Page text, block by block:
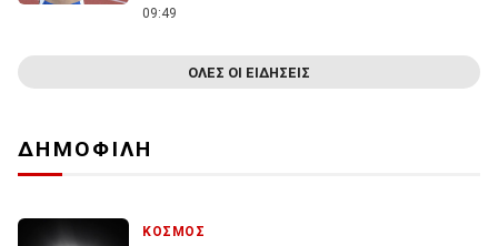
09:49
ΟΛΕΣ ΟΙ ΕΙΔΗΣΕΙΣ
ΔΗΜΟΦΙΛΗ
ΚΟΣΜΟΣ